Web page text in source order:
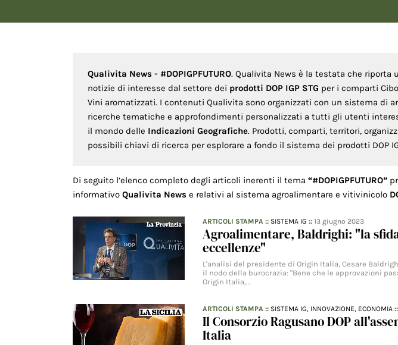
Qualivita News - #DOPIGPFUTURO. Qualivita News è la testata che riporta
notizie di interesse dal settore dei prodotti DOP IGP STG per i comparti
Vini aromatizzati. I contenuti Qualivita sono organizzati con un sistema di
ricerche tematiche e approfondimenti personalizzati a tutti gli utenti
il mondo delle Indicazioni Geografiche. Prodotti, comparti, territori,
possibili chiavi di ricerca per esplorare a fondo il sistema dei prodotti DOP
Di seguito l’elenco completo degli articoli inerenti il tema “#DOPIGPFUTURO”
informativo Qualivita News e relativi al sistema agroalimentare e vitivinicolo
ARTICOLI STAMPA :: SISTEMA IG ::13 giugno 2023
Agroalimentare, Baldrighi: "la
eccellenze"
L'analisi del presidente di Origin Italia, Cesare
il nodo della burocrazia: "Bene che le approvazioni
Origin Italia,…
ARTICOLI STAMPA :: SISTEMA IG, INNOVAZIONE, ECONOMIA
Il Consorzio Ragusano DOP
Italia